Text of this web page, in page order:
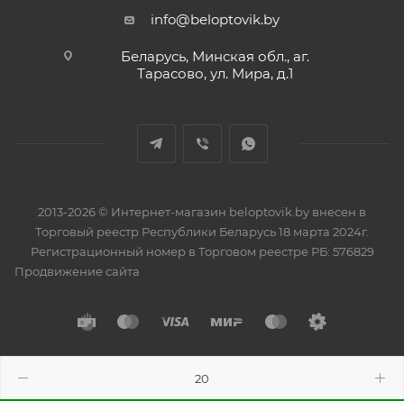
info@beloptovik.by
Беларусь, Минская обл., аг.
Тарасово, ул. Мира, д.1
2013-2026 © Интернет-магазин beloptovik.by внесен в
Торговый реестр Республики Беларусь 18 марта 2024г.
Регистрационный номер в Торговом реестре РБ: 576829
Продвижение сайта
Разработано в